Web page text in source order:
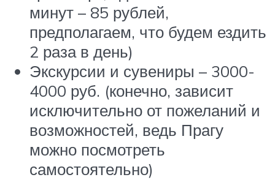
минут – 85 рублей,
предполагаем, что будем ездить
2 раза в день)
Экскурсии и сувениры – 3000-
4000 руб. (конечно, зависит
исключительно от пожеланий и
возможностей, ведь Прагу
можно посмотреть
самостоятельно)